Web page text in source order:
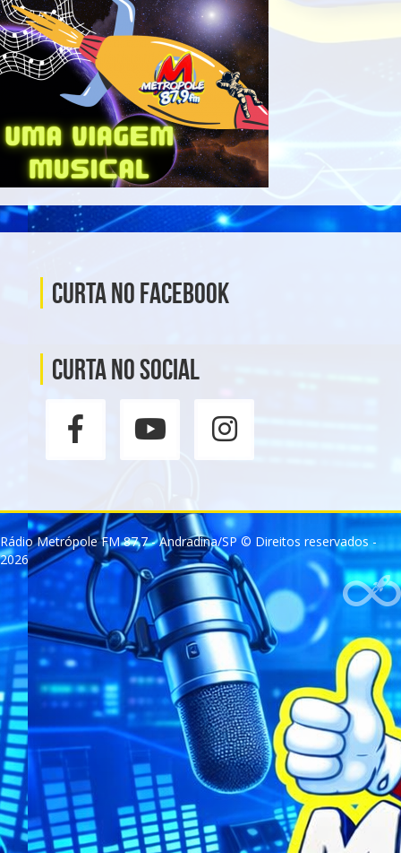
Curta no Facebook
Curta no social
Rádio Metrópole FM 87.7 - Andradina/SP © Direitos reservados -
2026